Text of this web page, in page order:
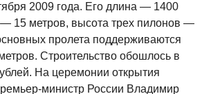
2009 года. Его длина — 1400
15 метров, высота трех пилонов —
пролета поддерживаются
Строительство обошлось в
На церемонии открытия
министр России Владимир